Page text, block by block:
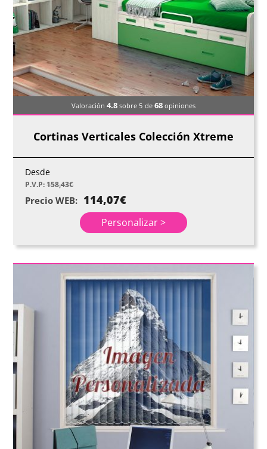
Valoración 4.8 sobre 5 de 68 opiniones
Cortinas Verticales Colección Xtreme
Desde
P.V.P:158,43€
Precio WEB: 114,07€
Personalizar >